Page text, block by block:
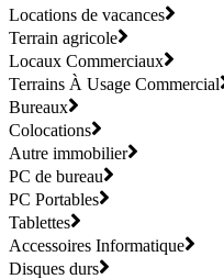
Locations de vacances
Terrain agricole
Locaux Commerciaux
Terrains À Usage Commercial
Bureaux
Colocations
Autre immobilier
PC de bureau
PC Portables
Tablettes
Accessoires Informatique
Disques durs